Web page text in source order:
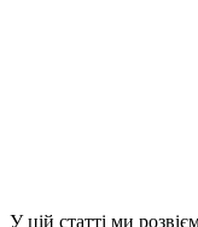
У цій статті ми